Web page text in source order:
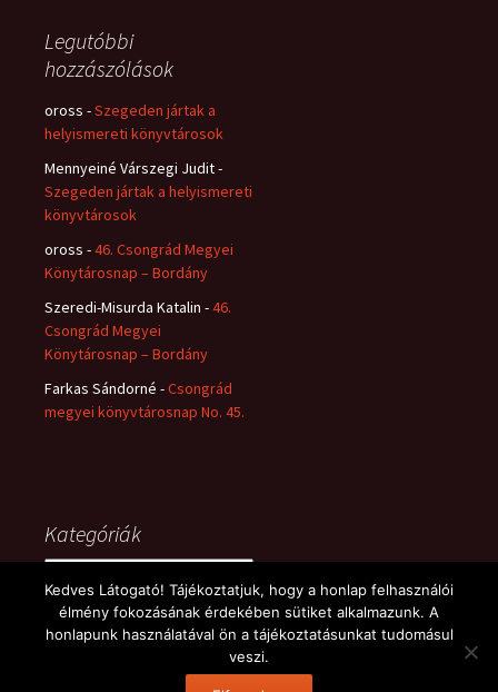
Legutóbbi
hozzászólások
oross -Szegeden jártak a
helyismereti könyvtárosok
Mennyeiné Várszegi Judit-
Szegeden jártak a helyismereti
könyvtárosok
oross -46. Csongrád Megyei
Könytárosnap – Bordány
Szeredi-Misurda Katalin -46.
Csongrád Megyei
Könytárosnap – Bordány
Farkas Sándorné -Csongrád
megyei könyvtárosnap No. 45.
Kategóriák
Kategóriák
Kedves Látogató! Tájékoztatjuk, hogy a honlap felhasználói
élmény fokozásának érdekében sütiket alkalmazunk. A
honlapunk használatával ön a tájékoztatásunkat tudomásul
veszi.